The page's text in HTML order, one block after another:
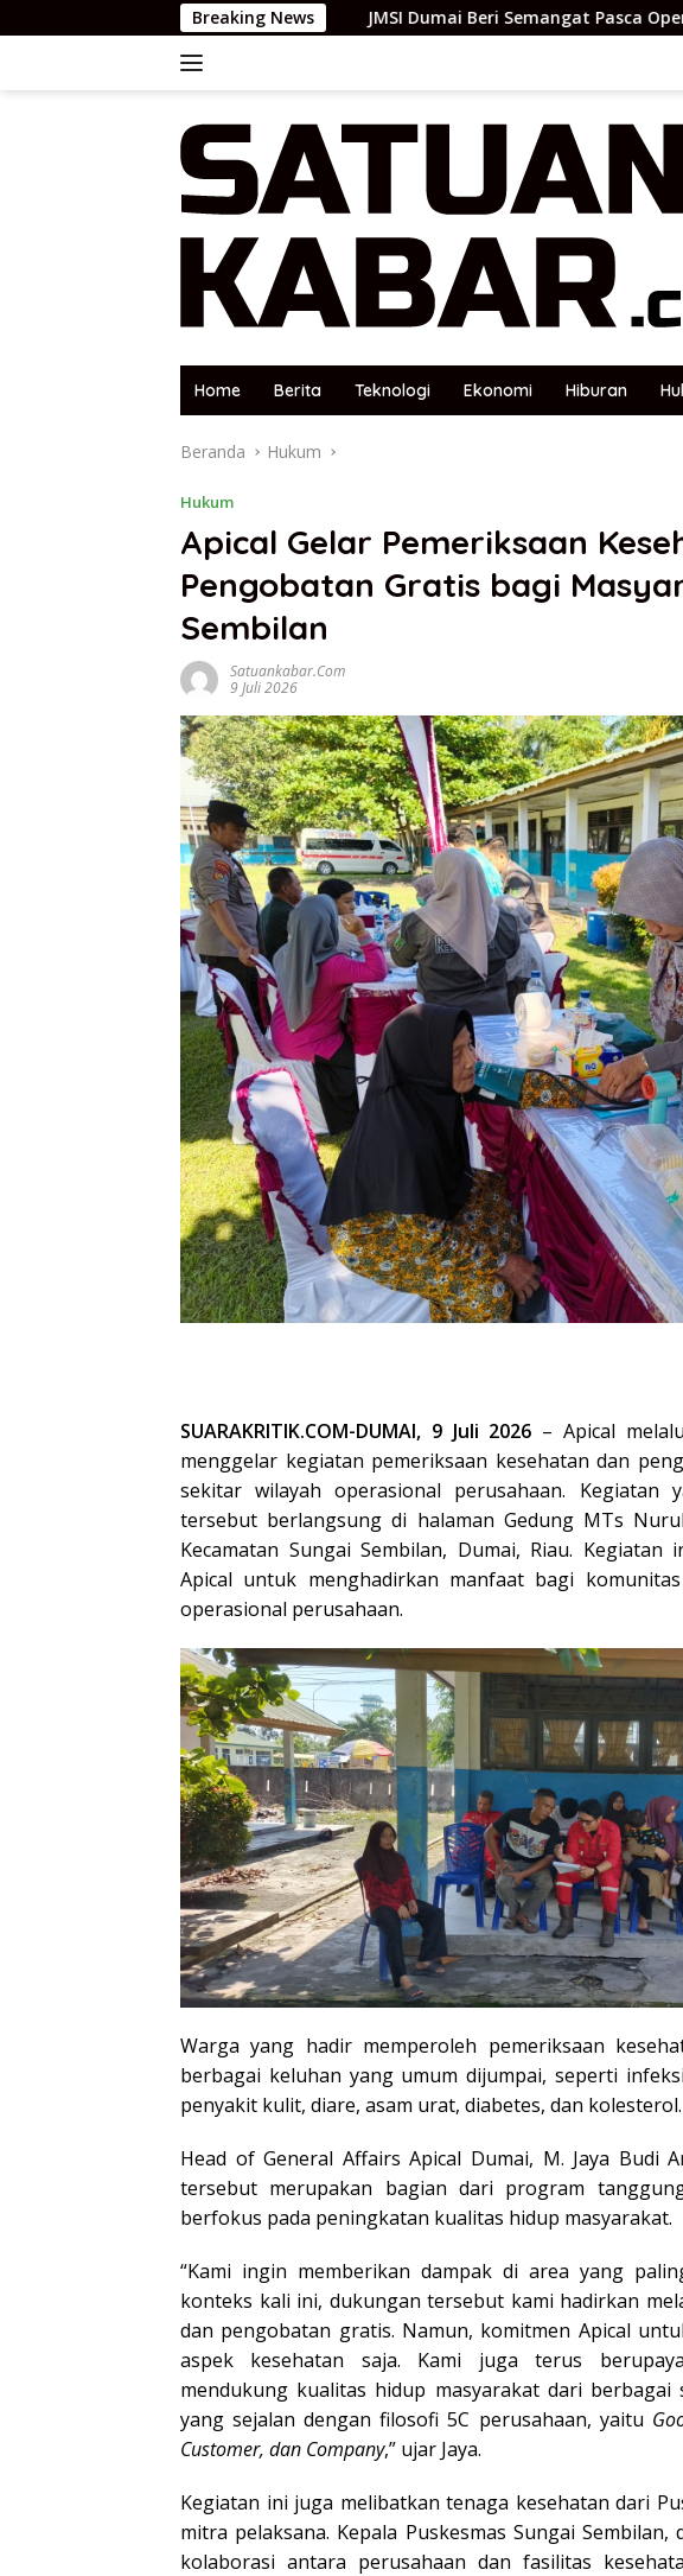
ke
Breaking News
JMSI Dumai Beri Semangat Pasca Operasi Istri
Home Berita Teknologi Ekonomi Hiburan
Beranda Hukum
Hukum
Apical Gelar Pemeriksaan
Pengobatan Gratis bagi
Sembilan
Satuankabar.com
9 Juli 2026
SUARAKRITIK.COM-DUMAI, 9 Juli 2026 – Apical
menggelar kegiatan pemeriksaan kesehatan dan
sekitar wilayah operasional perusahaan. Kegiatan
tersebut berlangsung di halaman Gedung MTs
Kecamatan Sungai Sembilan, Dumai, Riau.
Apical untuk menghadirkan manfaat bagi
operasional perusahaan.
Warga yang hadir memperoleh pemeriksaan
berbagai keluhan yang umum dijumpai, seperti
penyakit kulit, diare, asam urat, diabetes, dan kolesterol.
Head of General Affairs Apical Dumai, M. Jaya Budi
tersebut merupakan bagian dari program
berfokus pada peningkatan kualitas hidup masyarakat.
“Kami ingin memberikan dampak di area yang
konteks kali ini, dukungan tersebut kami hadirkan
dan pengobatan gratis. Namun, komitmen Apical
aspek kesehatan saja. Kami juga terus
mendukung kualitas hidup masyarakat dari
yang sejalan dengan filosofi 5C perusahaan, yaitu
Customer, dan Company,” ujar Jaya.
Kegiatan ini juga melibatkan tenaga kesehatan dari
mitra pelaksana. Kepala Puskesmas Sungai
kolaborasi antara perusahaan dan fasilitas